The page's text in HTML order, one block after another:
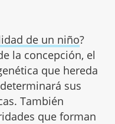
de un niño?
la concepción, el
que hereda
sus
También
que forman